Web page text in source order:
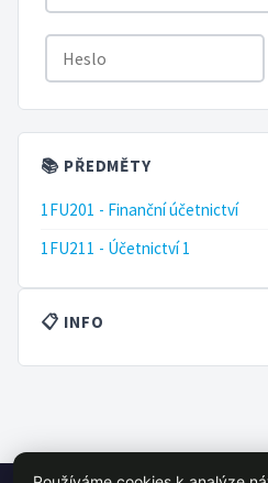
📚 PŘEDMĚTY
1FU201 - Finanční účetnictví
1FU211 - Účetnictví 1
📋 INFO